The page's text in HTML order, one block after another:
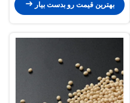
بهترین قیمت رو بدست بیار